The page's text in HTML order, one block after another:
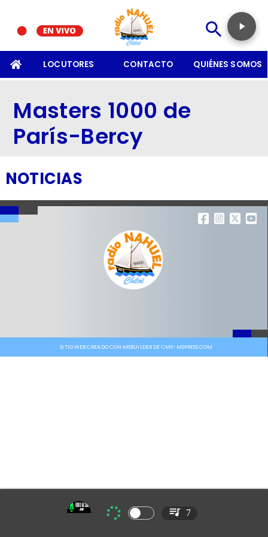
LOCUTORES CONTACTO QUIÉNES SOMOS
Masters 1000 de
París-Bercy
NOTICIAS
SITIO WEB CREADO CON MSBUILDER DE CMS-MSPRESS.COM
7